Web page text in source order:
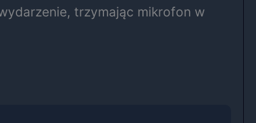
trzymając mikrofon w